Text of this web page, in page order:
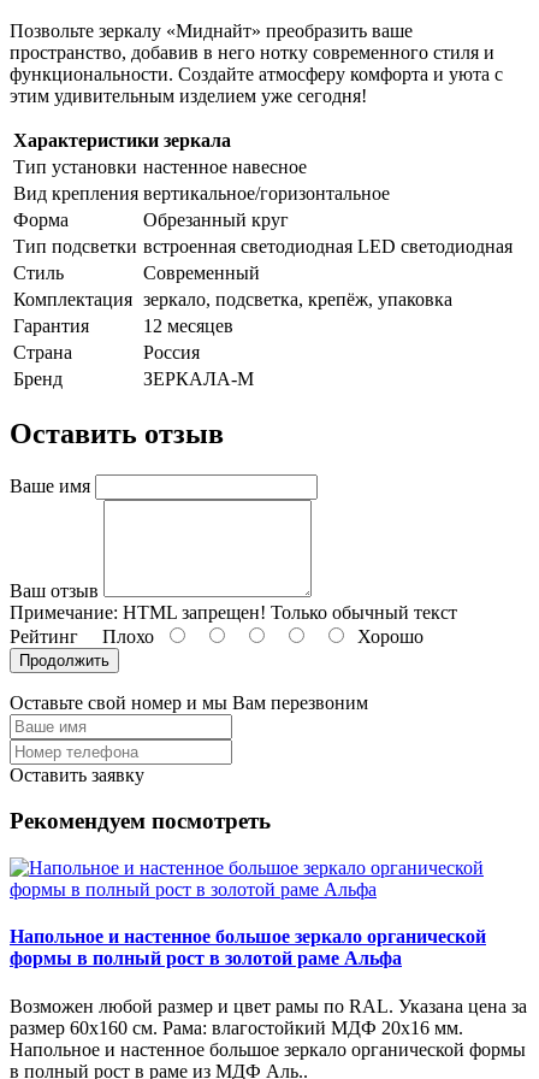
Позвольте зеркалу «Миднайт» преобразить ваше
пространство, добавив в него нотку современного стиля и
функциональности. Создайте атмосферу комфорта и уюта с
этим удивительным изделием уже сегодня!
Характеристики зеркала
Тип установки настенное навесное
Вид крепления вертикальное/горизонтальное
Форма
Обрезанный круг
Тип подсветки встроенная светодиодная LED светодиодная
Стиль
Cовременный
Комплектация зеркало, подсветка, крепёж, упаковка
Гарантия
12 месяцев
Страна
Россия
Бренд
ЗЕРКАЛА-М
Оставить отзыв
Ваше имя
Ваш отзыв
Примечание: HTML запрещен! Только обычный текст
Рейтинг Плохо Хорошо
Продолжить
Оставьте свой номер и мы Вам перезвоним
Оставить заявку
Рекомендуем посмотреть
Напольное и настенное большое зеркало органической
формы в полный рост в золотой раме Альфа
Возможен любой размер и цвет рамы по RAL. Указана цена за
размер 60х160 см. Рама: влагостойкий МДФ 20х16 мм.
Напольное и настенное большое зеркало органической формы
в полный рост в раме из МДФ Аль..